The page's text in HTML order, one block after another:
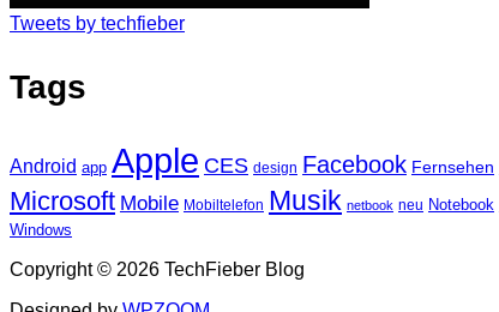
Tweets by techfieber
Tags
Android app Apple CES design Facebook Fernsehen
Microsoft Mobile Mobiltelefon Musik netbook neu Notebook
Windows
Copyright © 2026 TechFieber Blog